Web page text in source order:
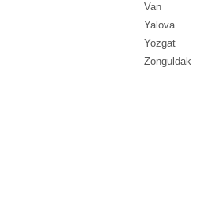
Van
Yalova
Yozgat
Zonguldak